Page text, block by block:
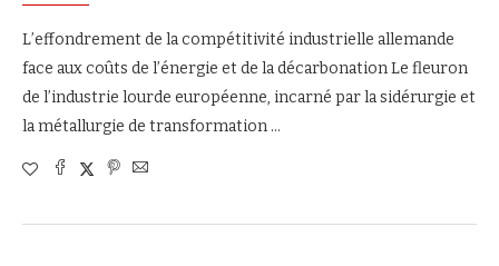
L’effondrement de la compétitivité industrielle allemande
face aux coûts de l’énergie et de la décarbonation Le fleuron
de l’industrie lourde européenne, incarné par la sidérurgie et
la métallurgie de transformation …